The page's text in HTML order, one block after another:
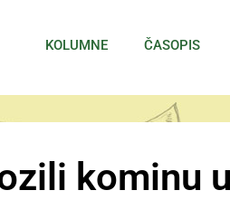
KOLUMNE ČASOPIS
kominu